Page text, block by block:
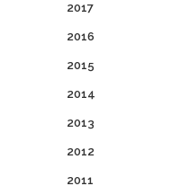
2017
2016
2015
2014
2013
2012
2011